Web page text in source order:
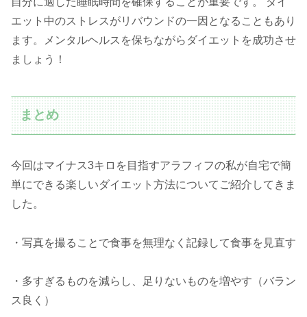
エット中のストレスがリバウンドの一因となることもあり
ます。メンタルヘルスを保ちながらダイエットを成功させ
ましょう！
まとめ
今回はマイナス3キロを目指すアラフィフの私が自宅で簡
単にできる楽しいダイエット方法についてご紹介してきま
した。
・写真を撮ることで食事を無理なく記録して食事を見直す
・多すぎるものを減らし、足りないものを増やす（バラン
ス良く）